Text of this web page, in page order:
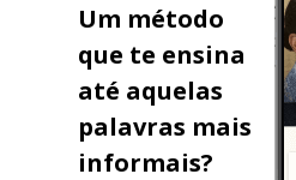
Um método
que te ensina
até aquelas
palavras mais
informais?